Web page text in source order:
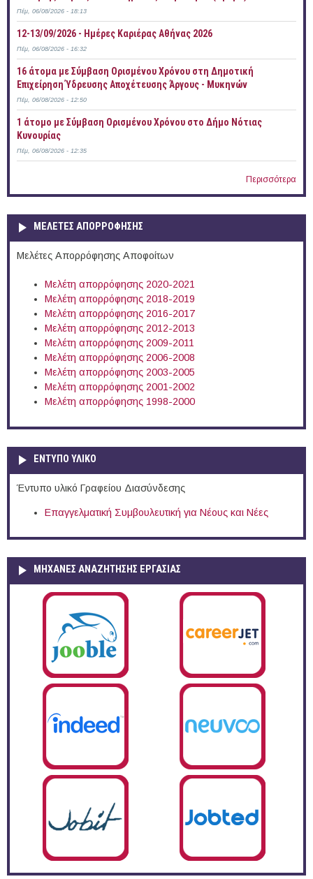
Πέμ, 06/08/2026 - 18:13
12-13/09/2026 - Ημέρες Καριέρας Αθήνας 2026
Πέμ, 06/08/2026 - 16:32
16 άτομα με Σύμβαση Ορισμένου Χρόνου στη Δημοτική
Επιχείρηση Ύδρευσης Αποχέτευσης Άργους - Μυκηνών
Πέμ, 06/08/2026 - 12:50
1 άτομο με Σύμβαση Ορισμένου Χρόνου στο Δήμο Νότιας
Κυνουρίας
Πέμ, 06/08/2026 - 12:35
Περισσότερα
ΜΕΛΕΤΕΣ ΑΠΟΡΡΟΦΗΣΗΣ
Μελέτες Απορρόφησης Αποφοίτων
Μελέτη απορρόφησης 2020-2021
Μελέτη απορρόφησης 2018-2019
Μελέτη απορρόφησης 2016-2017
Μελέτη απορρόφησης 2012-2013
Μελέτη απορρόφησης 2009-2011
Μελέτη απορρόφησης 2006-2008
Μελέτη απορρόφησης 2003-2005
Μελέτη απορρόφησης 2001-2002
Μελέτη απορρόφησης 1998-2000
ΕΝΤΥΠΟ ΥΛΙΚΟ
Έντυπο υλικό Γραφείου Διασύνδεσης
Επαγγελματική Συμβουλευτική για Νέους και Νέες
ΜΗΧΑΝΕΣ ΑΝΑΖΗΤΗΣΗΣ ΕΡΓΑΣΙΑΣ